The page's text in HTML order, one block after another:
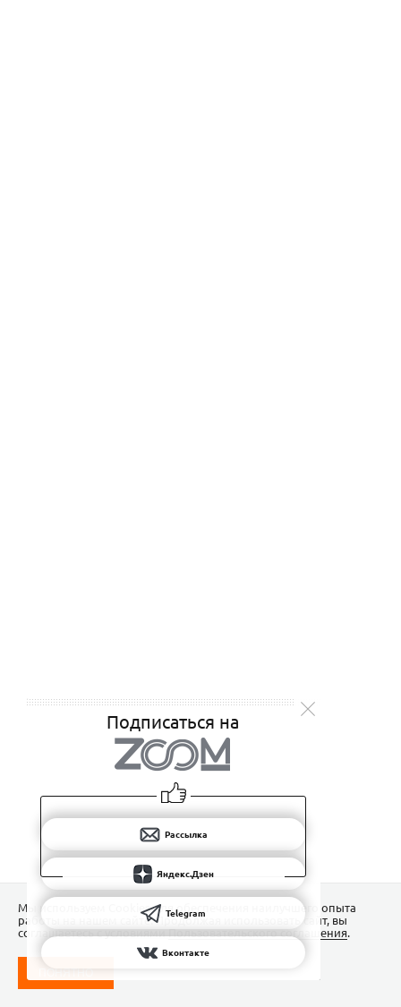
Подписаться на
Рассылка
Яндекс.Дзен
Telegram
Вконтакте
Мы используем Сookies для обеспечения наилучшего опыта
работы на нашем сайте. Продолжая использовать сайт, вы
соглашаетесь с условиямиПользовательского соглашения.
ПОНЯТНО